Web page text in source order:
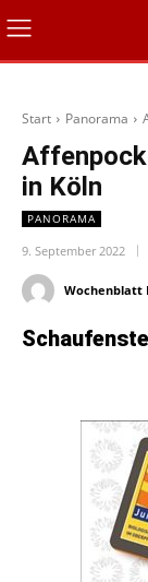
Start Panorama
in Köln
PANORAMA
9. September 2022
Wochenblatt